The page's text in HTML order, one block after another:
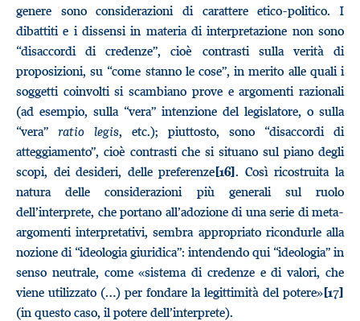
genere sono considerazioni di carattere etico-politico. I
dibattiti e i dissensi in materia di interpretazione non sono
“disaccordi di credenze”, cioè contrasti sulla verità di
proposizioni, su “come stanno le cose”, in merito alle quali i
soggetti coinvolti si scambiano prove e argomenti razionali
(ad esempio, sulla “vera” intenzione del legislatore, o sulla
“vera” ratio legis, etc.); piuttosto, sono “disaccordi di
atteggiamento”, cioè contrasti che si situano sul piano degli
scopi, dei desideri, delle preferenze[16]. Così ricostruita la
natura delle considerazioni più generali sul ruolo
dell’interprete, che portano all’adozione di una serie di meta-
argomenti interpretativi, sembra appropriato ricondurle alla
nozione di “ideologia giuridica”: intendendo qui “ideologia” in
senso neutrale, come «sistema di credenze e di valori, che
viene utilizzato (…) per fondare la legittimità del potere»[17]
(in questo caso, il potere dell’interprete).